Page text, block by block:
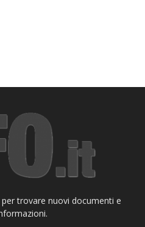
trovare nuovi documenti e